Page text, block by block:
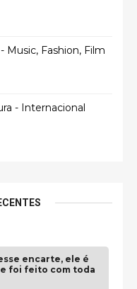
Music, Fashion, Film
- Internacional
encarte, ele é
foi feito com toda